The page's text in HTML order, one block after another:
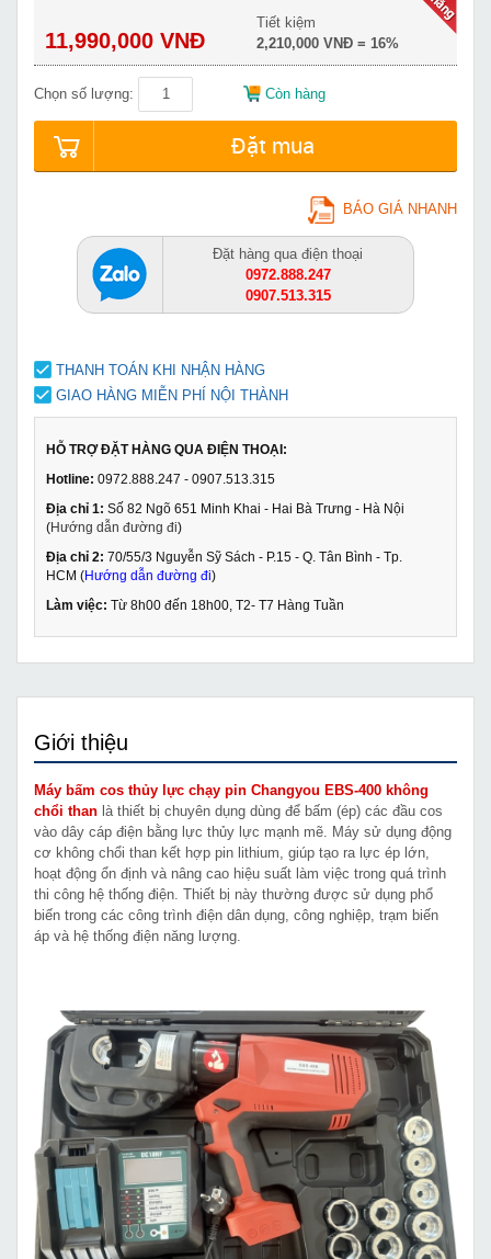
11,990,000 VNĐ
Tiết kiệm
2,210,000 VNĐ = 16%
Chọn số lượng: Còn hàng
Đặt mua
BÁO GIÁ NHANH
Đặt hàng qua điện thoại
0972.888.247
0907.513.315
THANH TOÁN KHI NHẬN HÀNG
GIAO HÀNG MIỄN PHÍ NỘI THÀNH
HỖ TRỢ ĐẶT HÀNG QUA ĐIỆN THOẠI:
Hotline: 0972.888.247 - 0907.513.315
Địa chỉ 1: Số 82 Ngõ 651 Minh Khai - Hai Bà Trưng - Hà Nội
(Hướng dẫn đường đi)
Địa chỉ 2: 70/55/3 Nguyễn Sỹ Sách - P.15 - Q. Tân Bình - Tp.
HCM (Hướng dẫn đường đi)
Làm việc: Từ 8h00 đến 18h00, T2- T7 Hàng Tuần
Giới thiệu
Máy bấm cos thủy lực chạy pin Changyou EBS-400 không
chổi than là thiết bị chuyên dụng dùng để bấm (ép) các đầu cos
vào dây cáp điện bằng lực thủy lực mạnh mẽ. Máy sử dụng động
cơ không chổi than kết hợp pin lithium, giúp tạo ra lực ép lớn,
hoạt động ổn định và nâng cao hiệu suất làm việc trong quá trình
thi công hệ thống điện. Thiết bị này thường được sử dụng phổ
biến trong các công trình điện dân dụng, công nghiệp, trạm biến
áp và hệ thống điện năng lượng.